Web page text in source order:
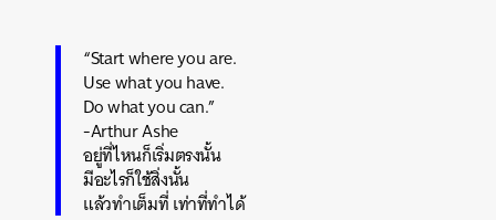
“Start where you are.
Use what you have.
Do what you can.”
-Arthur Ashe
อยู่ที่ไหนก็เริ่มตรงนั้น
มีอะไรก็ใช้สิ่งนั้น
แล้วทำเต็มที่ เท่าที่ทำได้